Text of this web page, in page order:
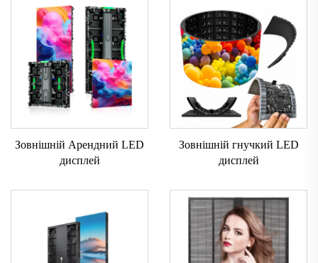
Зовнішній Арендний LED
дисплей
Зовнішній гнучкий LED
дисплей